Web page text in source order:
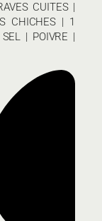
CUITES |
CHICHES | 1
SEL | POIVRE |